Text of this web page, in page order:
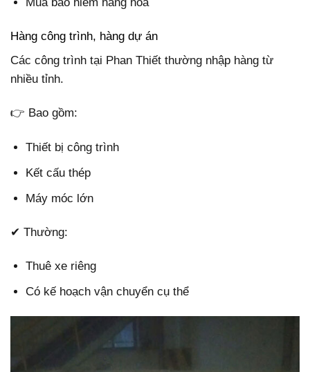
Hàng công trình, hàng dự án
Các công trình tại Phan Thiết thường nhập hàng từ
nhiều tỉnh.
👉 Bao gồm:
Thiết bị công trình
Kết cấu thép
Máy móc lớn
✔ Thường:
Thuê xe riêng
Có kế hoạch vận chuyển cụ thể